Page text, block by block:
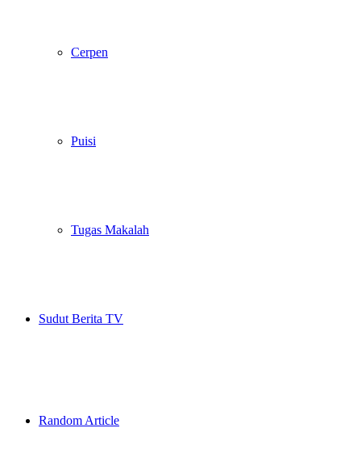
Cerpen
Puisi
Tugas Makalah
Sudut Berita TV
Random Article